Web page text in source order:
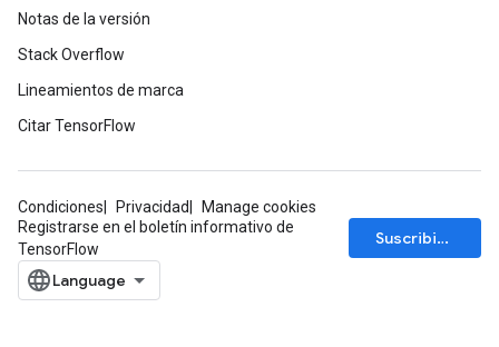
Notas de la versión
Stack Overflow
Lineamientos de marca
Citar TensorFlow
Condiciones Privacidad
Manage cookies
Registrarse en el boletín informativo de
TensorFlow
Suscribirse